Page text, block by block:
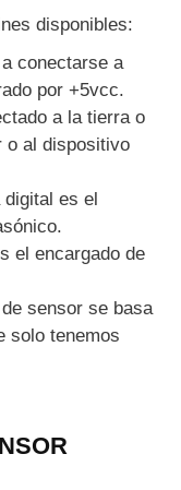
disponibles:
conectarse a
por +5vcc.
a la tierra o
o al dispositivo
es el
el encargado de
sensor se basa
solo tenemos